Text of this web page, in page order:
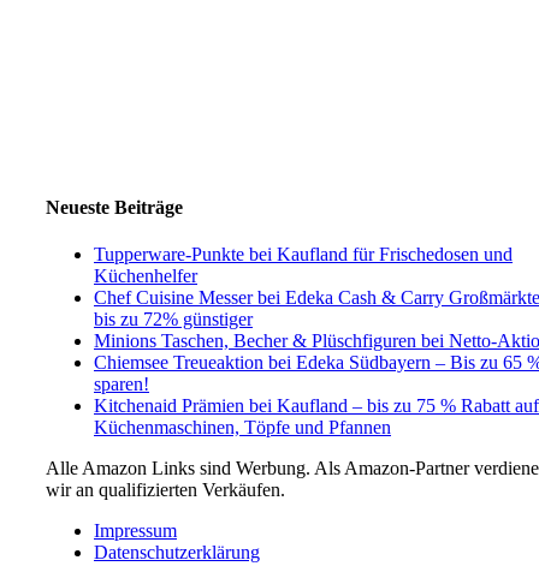
Neueste Beiträge
Tupperware-Punkte bei Kaufland für Frischedosen und
Küchenhelfer
Chef Cuisine Messer bei Edeka Cash & Carry
bis zu 72% günstiger
Minions Taschen, Becher & Plüschfiguren bei Netto-
Chiemsee Treueaktion bei Edeka Südbayern – Bis zu 65
sparen!
Kitchenaid Prämien bei Kaufland – bis zu 75 % Rabatt auf
Küchenmaschinen, Töpfe und Pfannen
Alle Amazon Links sind Werbung. Als Amazon-Partner
wir an qualifizierten Verkäufen.
Impressum
Datenschutzerklärung